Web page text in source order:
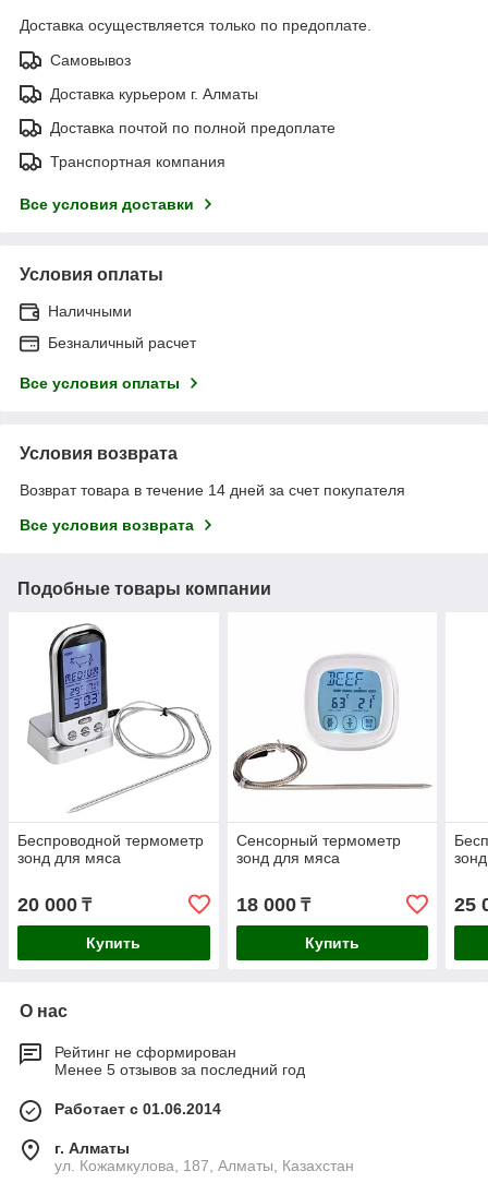
Доставка осуществляется только по предоплате.
Самовывоз
Доставка курьером г. Алматы
Доставка почтой по полной предоплате
Транспортная компания
Все условия доставки
Условия оплаты
Наличными
Безналичный расчет
Все условия оплаты
Условия возврата
Возврат товара в течение 14 дней за счет покупателя
Все условия возврата
Подобные товары компании
Беспроводной термометр
зонд для мяса
20 000 ₸
Купить
Сенсорный термометр
зонд для мяса
18 000₸
Купить
25
О нас
Рейтинг не сформирован
Менее 5 отзывов за последний год
Работает с 01.06.2014
г. Алматы
ул. Кожамкулова, 187, Алматы, Казахстан